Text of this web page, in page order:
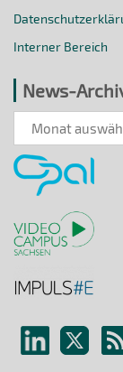
Interner Bereich
News-
News-
Archiv